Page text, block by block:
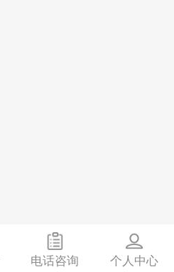
电话咨询 个人中心